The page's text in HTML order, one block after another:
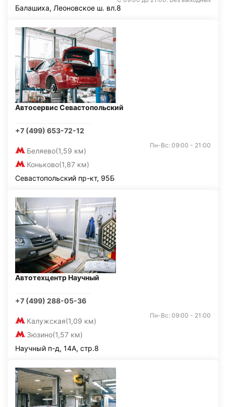
Балашиха, Леоновское ш. вл.8
Автосервис Севастопольский
+7 (499) 653-72-12
Беляево(1,59 км)
Коньково(1,87 км)
Пн-Вс: 09:00 - 21:00
Севастопольский пр-кт, 95Б
Автотехцентр Научный
+7 (499) 288-05-36
Калужская(1,09 км)
Зюзино(1,57 км)
Пн-Вс: 09:00 - 21:00
Научный п-д, 14А, стр.8